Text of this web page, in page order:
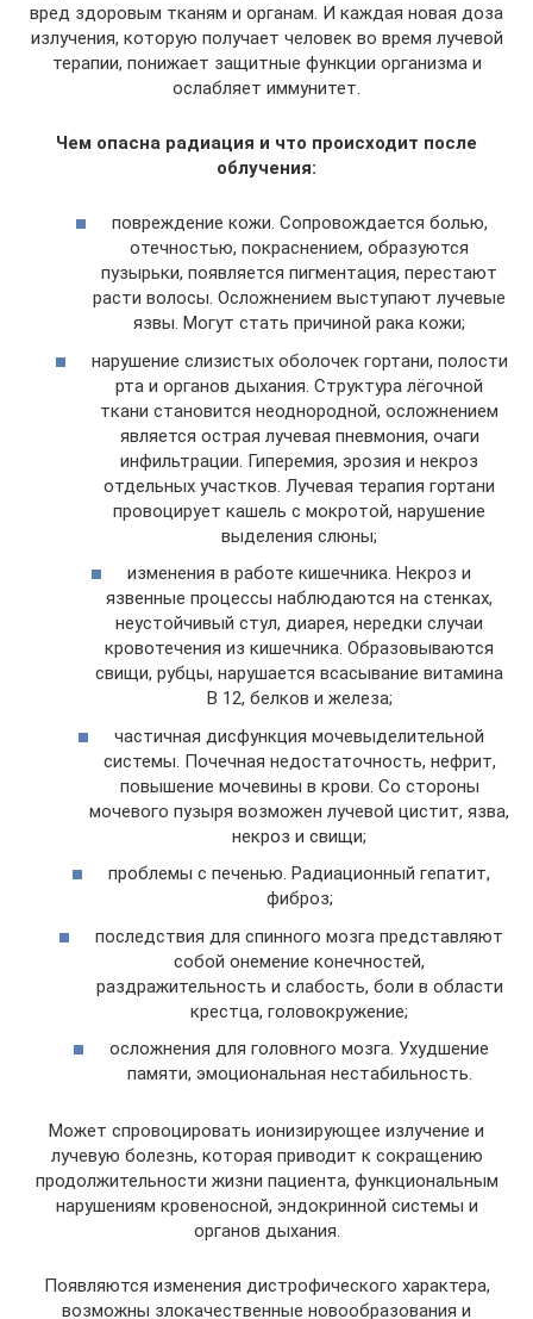
вред здоровым тканям и органам. И каждая новая доза
излучения, которую получает человек во время лучевой
терапии, понижает защитные функции организма и
ослабляет иммунитет.
Чем опасна радиация и что происходит после
облучения:
повреждение кожи. Сопровождается болью,
отечностью, покраснением, образуются
пузырьки, появляется пигментация, перестают
расти волосы. Осложнением выступают лучевые
язвы. Могут стать причиной рака кожи;
нарушение слизистых оболочек гортани, полости
рта и органов дыхания. Структура лёгочной
ткани становится неоднородной, осложнением
является острая лучевая пневмония, очаги
инфильтрации. Гиперемия, эрозия и некроз
отдельных участков. Лучевая терапия гортани
провоцирует кашель с мокротой, нарушение
выделения слюны;
изменения в работе кишечника. Некроз и
язвенные процессы наблюдаются на стенках,
неустойчивый стул, диарея, нередки случаи
кровотечения из кишечника. Образовываются
свищи, рубцы, нарушается всасывание витамина
В 12, белков и железа;
частичная дисфункция мочевыделительной
системы. Почечная недостаточность, нефрит,
повышение мочевины в крови. Со стороны
мочевого пузыря возможен лучевой цистит, язва,
некроз и свищи;
проблемы с печенью. Радиационный гепатит,
фиброз;
последствия для спинного мозга представляют
собой онемение конечностей,
раздражительность и слабость, боли в области
крестца, головокружение;
осложнения для головного мозга. Ухудшение
памяти, эмоциональная нестабильность.
Может спровоцировать ионизирующее излучение и
лучевую болезнь, которая приводит к сокращению
продолжительности жизни пациента, функциональным
нарушениям кровеносной, эндокринной системы и
органов дыхания.
Появляются изменения дистрофического характера,
возможны злокачественные новообразования и